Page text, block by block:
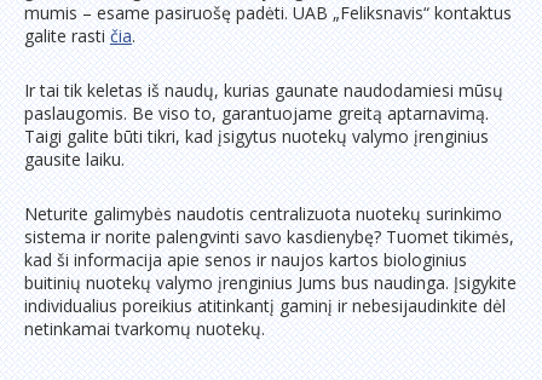
mumis – esame pasiruošę padėti. UAB „Feliksnavis“ kontaktus
galite rastičia.
Ir tai tik keletas iš naudų, kurias gaunate naudodamiesi mūsų
paslaugomis. Be viso to, garantuojame greitą aptarnavimą.
Taigi galite būti tikri, kad įsigytus nuotekų valymo įrenginius
gausite laiku.
Neturite galimybės naudotis centralizuota nuotekų surinkimo
sistema ir norite palengvinti savo kasdienybę? Tuomet tikimės,
kad ši informacija apie senos ir naujos kartos biologinius
buitinių nuotekų valymo įrenginius Jums bus naudinga. Įsigykite
individualius poreikius atitinkantį gaminį ir nebesijaudinkite dėl
netinkamai tvarkomų nuotekų.